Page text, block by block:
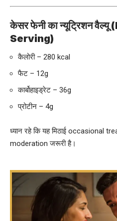
केसर फेनी का न्यूट्रिशन
Serving)
कैलोरी – 280 kcal
फैट – 12g
कार्बोहाइड्रेट – 36g
प्रोटीन – 4g
ध्यान रहे कि यह मिठाई occasional
moderation जरूरी है।